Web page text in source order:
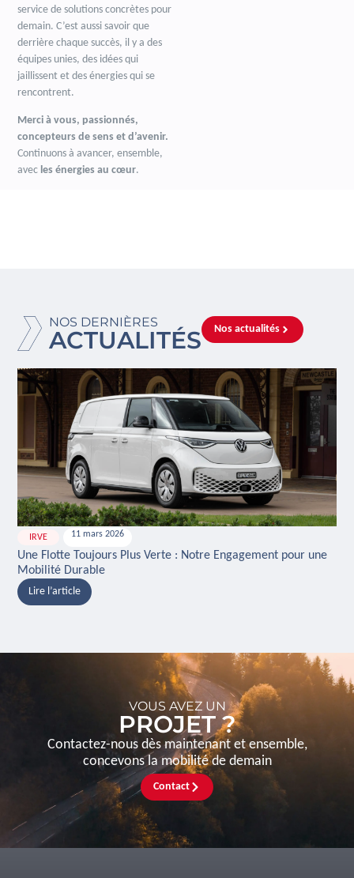
service de solutions concrètes pour
demain. C’est aussi savoir que
derrière chaque succès, il y a des
équipes unies, des idées qui
jaillissent et des énergies qui se
rencontrent.
Merci à vous, passionnés,
concepteurs de sens et d’avenir.
Continuons à avancer, ensemble,
avec les énergies au cœur.
NOS DERNIÈRES
ACTUALITÉS Nos actualités
IRVE 11 mars 2026
Une Flotte Toujours Plus Verte : Notre Engagement pour une
Mobilité Durable
Lire l’article
VOUS AVEZ UN
PROJET ?
Contactez-nous dès maintenant et ensemble,
concevons la mobilité de demain
Contact